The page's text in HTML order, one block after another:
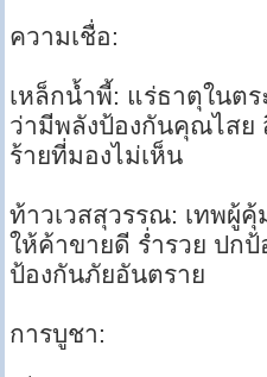
ความเชื่อ:
เหล็กน้ำพี้: แร่ธาตุในต
ว่ามีพลังป้องกันคุณไสย
ร้ายที่มองไม่เห็น
ท้าวเวสสุวรรณ: เทพผู้
ให้ค้าขายดี ร่ำรวย ปก
ป้องกันภัยอันตราย
การบูชา: